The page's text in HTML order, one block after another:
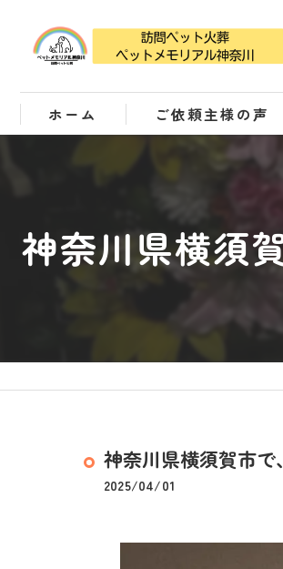
ホーム ご依頼主様の声
神奈川県横須
神奈川県横須賀市
2025/04/01